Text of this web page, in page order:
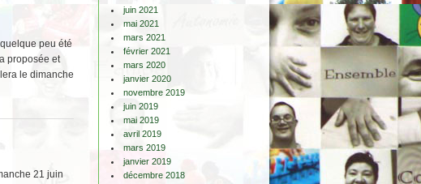
peu été
proposée et
le dimanche
21 juin
juin 2021
mai 2021
mars 2021
février 2021
mars 2020
janvier 2020
novembre 2019
juin 2019
mai 2019
avril 2019
mars 2019
janvier 2019
décembre 2018